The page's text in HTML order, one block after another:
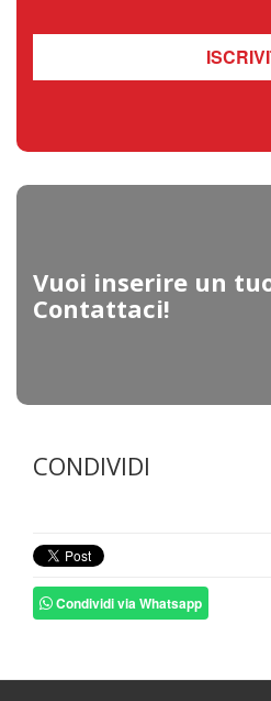
Vuoi inserire un
Contattaci!
CONDIVIDI
Condividi via Whatsapp